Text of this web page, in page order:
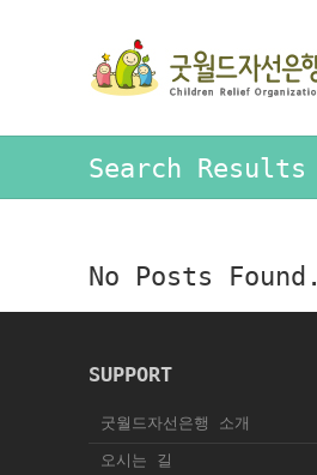
Search Results
No Posts Found.
SUPPORT
굿월드자선은행 소개
오시는 길